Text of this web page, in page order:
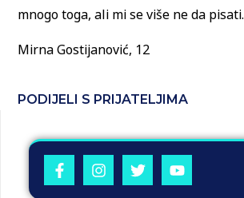
mnogo toga, ali mi se više ne da pisati.
Mirna Gostijanović, 12
PODIJELI S PRIJATELJIMA